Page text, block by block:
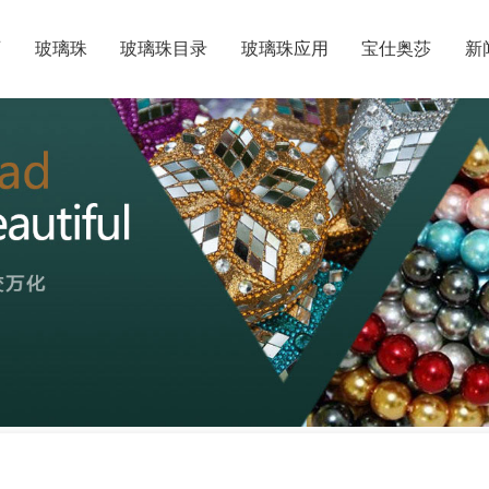
玻璃珠 玻璃珠目录 玻璃珠应用 宝仕奥莎 新